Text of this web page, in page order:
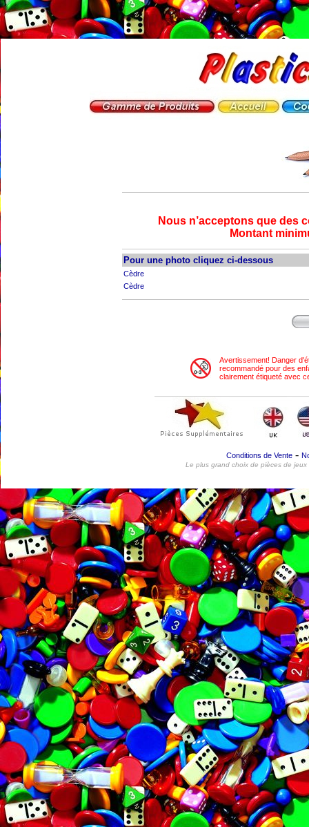
Nous n’acceptons que des
Montant
Pour une photo cliquez ci-dessous
Cèdre
Cèdre
Avertissement! Danger
recommandé pour des
clairement étiqueté avec
Conditions de Vente-
Le plus grand choix de pièces de